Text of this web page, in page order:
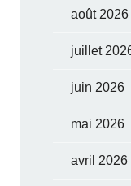
août 2026
juillet
juin 2026
mai 2026
avril 2026